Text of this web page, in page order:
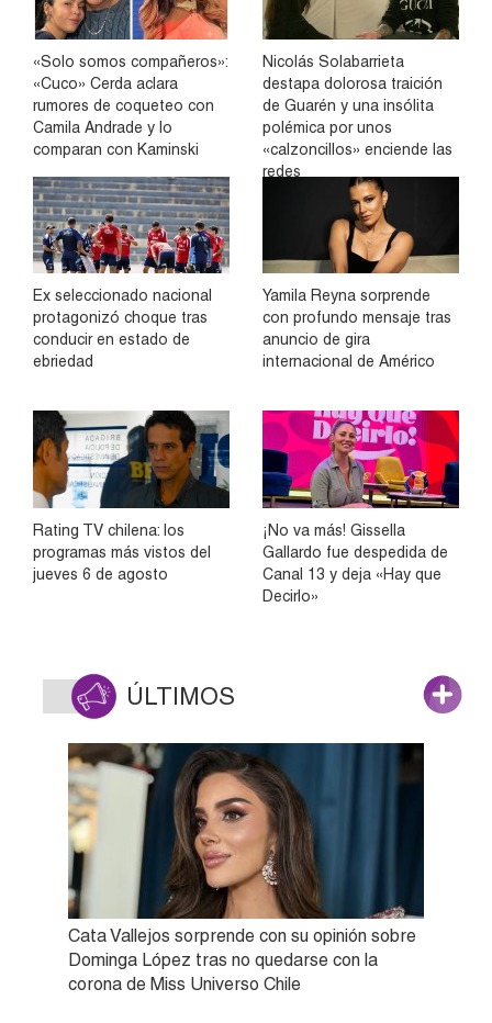
«Solo somos compañeros»:
«Cuco» Cerda aclara
rumores de coqueteo con
Camila Andrade y lo
comparan con Kaminski
Nicolás Solabarrieta
destapa dolorosa traición
de Guarén y una insólita
polémica por unos
«calzoncillos» enciende las
redes
Ex seleccionado nacional
protagonizó choque tras
conducir en estado de
ebriedad
Yamila Reyna sorprende
con profundo mensaje tras
anuncio de gira
internacional de Américo
Rating TV chilena: los
programas más vistos del
jueves 6 de agosto
¡No va más! Gissella
Gallardo fue despedida de
Canal 13 y deja «Hay que
Decirlo»
ÚLTIMOS
Cata Vallejos sorprende con su opinión sobre
Dominga López tras no quedarse con la
corona de Miss Universo Chile